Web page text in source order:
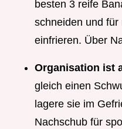
besten 3 reife
schneiden und für
einfrieren. Über
Organisation ist
gleich einen
lagere sie im
Nachschub für